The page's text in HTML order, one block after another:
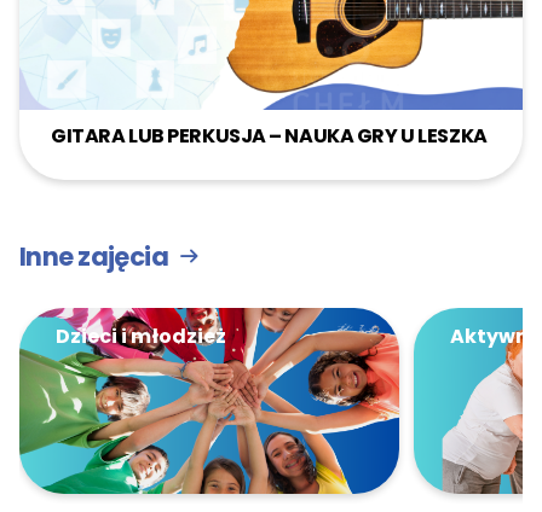
GITARA LUB PERKUSJA – NAUKA GRY U LESZKA
Inne zajęcia
Dzieci i młodzież Aktywni